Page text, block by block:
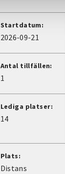
Startdatum:
2026-09-21
Antal tillfällen:
1
Lediga platser:
14
Plats:
Distans